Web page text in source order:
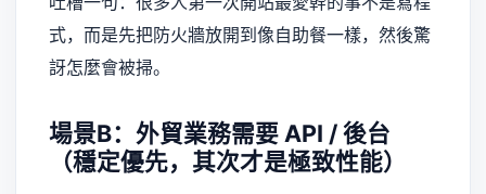
式，而是先把防火牆放開到像自助餐一樣，然後驚
訝怎麼會被掃。
場景B：外貿業務需要 API / 後台
（穩定優先，其次才是極致性能）